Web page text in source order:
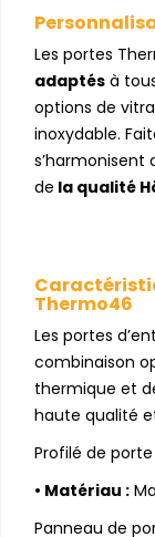
Les portes
adaptés à
options de
inoxydable.
de la qualité
Thermo46
Les portes
combinaison
thermique et
haute qualité
Profilé de porte
• Matériau :
Panneau de